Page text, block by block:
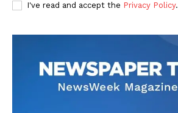
DOWNLOAD NOW
I've read and accept the Privacy Policy.